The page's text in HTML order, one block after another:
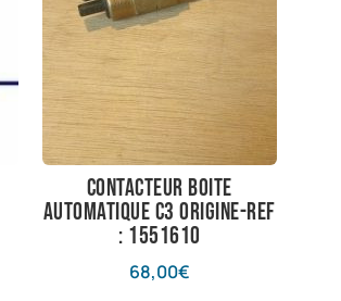
contacteur boite
automatique C3 origine-ref
: 1551610
68,00€